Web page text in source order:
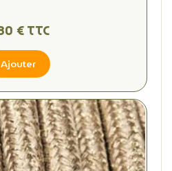
€ TTC
Ajouter